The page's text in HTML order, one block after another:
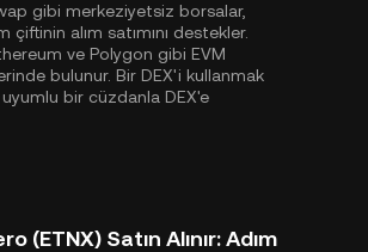
gibi merkeziyetsiz borsalar,
alım satımını destekler.
ve Polygon gibi EVM
bulunur. Bir DEX'i kullanmak
bir cüzdanla DEX'e
(ETNX) Satın Alınır: Adım